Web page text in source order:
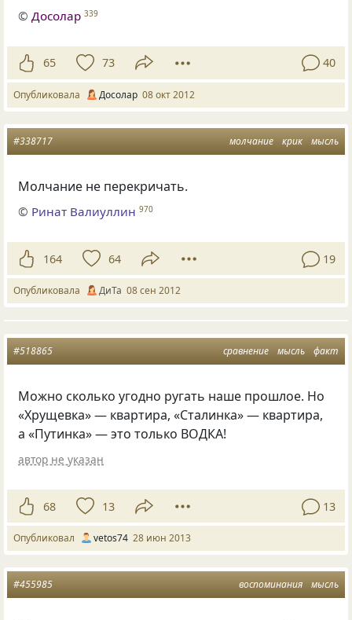
© Досолар 339
65 73 40
Опубликовала Досолар 08 окт 2012
молчание крик мысль
#338717
Молчание не перекричать.
© Ринат Валиуллин 970
164 64 19
Опубликовала ДиТа 08 сен 2012
сравнение мысль факт
#518865
Можно сколько угодно ругать наше прошлое. Но
«Хрущевка» — квартира, «Сталинка» — квартира,
а «Путинка» — это только ВОДКА!
автор не указан
68 13 13
Опубликовал vetos74 28 июн 2013
воспоминания мысль
#455985